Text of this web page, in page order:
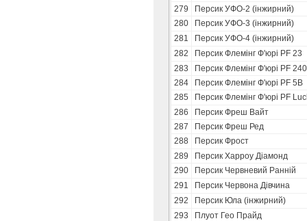
279
Персик УФО-2 (інжирний)
280
Персик УФО-3 (інжирний)
281
Персик УФО-4 (інжирний)
282
Персик Флемінг Ф'юрі PF 23
283
Персик Флемінг Ф'юрі PF
284
Персик Флемінг Ф'юрі PF 5В
285
Персик Флемінг Ф'юрі PF
286
Персик Фреш Вайт
287
Персик Фреш Ред
288
Персик Фрост
289
Персик Харроу Діамонд
290
Персик Червневий Ранній
291
Персик Червона Дівчина
292
Персик Юла (інжирний)
293
Плуот Гео Прайд